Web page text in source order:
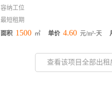
容纳工位
最短租期
面积 1500 ㎡ 单价 4.60 元/m²⋅天
查看该项目全部出租